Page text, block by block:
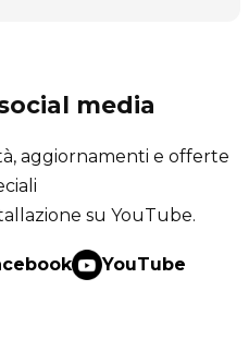
media
aggiornamenti e offerte
su YouTube.
YouTube